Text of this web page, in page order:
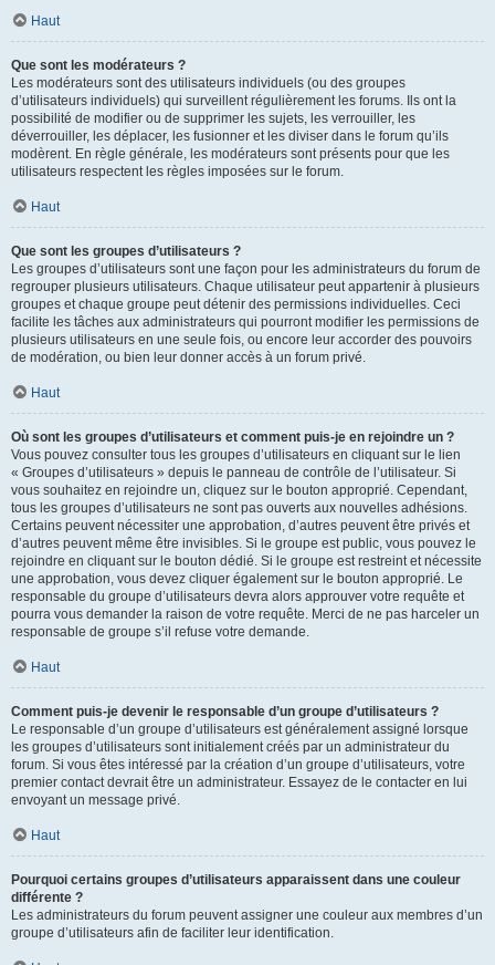
Haut
Que sont les modérateurs ?
Les modérateurs sont des utilisateurs individuels (ou des groupes
d’utilisateurs individuels) qui surveillent régulièrement les forums. Ils ont la
possibilité de modifier ou de supprimer les sujets, les verrouiller, les
déverrouiller, les déplacer, les fusionner et les diviser dans le forum qu’ils
modèrent. En règle générale, les modérateurs sont présents pour que les
utilisateurs respectent les règles imposées sur le forum.
Haut
Que sont les groupes d’utilisateurs ?
Les groupes d’utilisateurs sont une façon pour les administrateurs du forum de
regrouper plusieurs utilisateurs. Chaque utilisateur peut appartenir à plusieurs
groupes et chaque groupe peut détenir des permissions individuelles. Ceci
facilite les tâches aux administrateurs qui pourront modifier les permissions de
plusieurs utilisateurs en une seule fois, ou encore leur accorder des pouvoirs
de modération, ou bien leur donner accès à un forum privé.
Haut
Où sont les groupes d’utilisateurs et comment puis-je en rejoindre un ?
Vous pouvez consulter tous les groupes d’utilisateurs en cliquant sur le lien
« Groupes d’utilisateurs » depuis le panneau de contrôle de l’utilisateur. Si
vous souhaitez en rejoindre un, cliquez sur le bouton approprié. Cependant,
tous les groupes d’utilisateurs ne sont pas ouverts aux nouvelles adhésions.
Certains peuvent nécessiter une approbation, d’autres peuvent être privés et
d’autres peuvent même être invisibles. Si le groupe est public, vous pouvez le
rejoindre en cliquant sur le bouton dédié. Si le groupe est restreint et nécessite
une approbation, vous devez cliquer également sur le bouton approprié. Le
responsable du groupe d’utilisateurs devra alors approuver votre requête et
pourra vous demander la raison de votre requête. Merci de ne pas harceler un
responsable de groupe s’il refuse votre demande.
Haut
Comment puis-je devenir le responsable d’un groupe d’utilisateurs ?
Le responsable d’un groupe d’utilisateurs est généralement assigné lorsque
les groupes d’utilisateurs sont initialement créés par un administrateur du
forum. Si vous êtes intéressé par la création d’un groupe d’utilisateurs, votre
premier contact devrait être un administrateur. Essayez de le contacter en lui
envoyant un message privé.
Haut
Pourquoi certains groupes d’utilisateurs apparaissent dans une couleur
différente ?
Les administrateurs du forum peuvent assigner une couleur aux membres d’un
groupe d’utilisateurs afin de faciliter leur identification.